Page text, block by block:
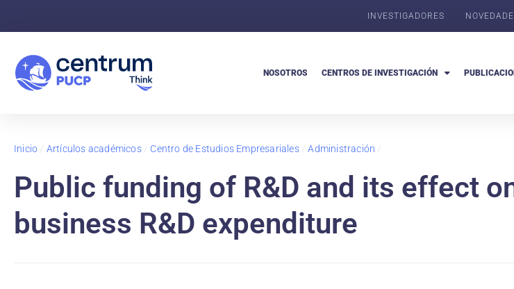
INVESTIGADORES
NOSOTROS CENTROS DE INVESTIGACIÓN
Inicio / Artículos académicos/ Centro de Estudios Empresariales/Administración /
Public funding of R&D and its effect
business R&D expenditure